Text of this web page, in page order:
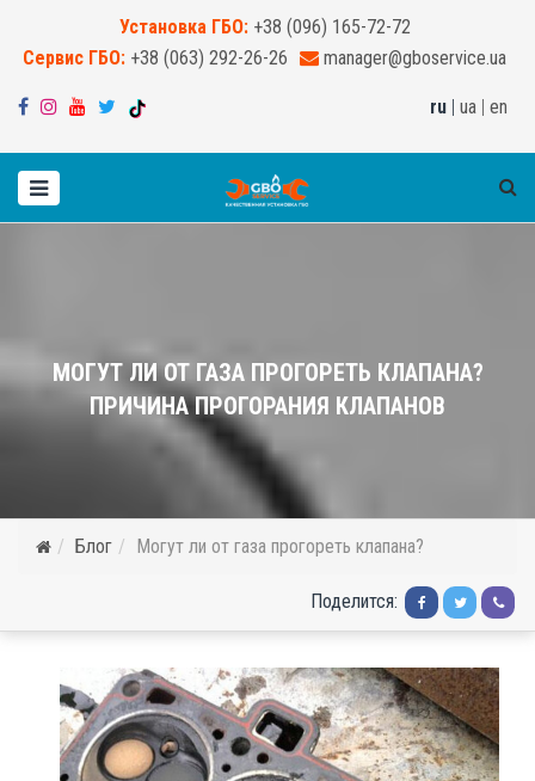
Установка ГБО: +38 (096) 165-72-72
Сервис ГБО: +38 (063) 292-26-26 manager@gboservice.ua
ru | ua | en
МОГУТ ЛИ ОТ ГАЗА ПРОГОРЕТЬ КЛАПАНА?
ПРИЧИНА ПРОГОРАНИЯ КЛАПАНОВ
Блог Могут ли от газа прогореть клапана?
Поделится: